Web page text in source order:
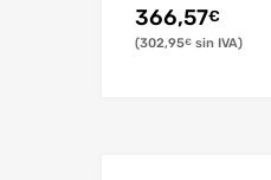
366,57€
302,95€